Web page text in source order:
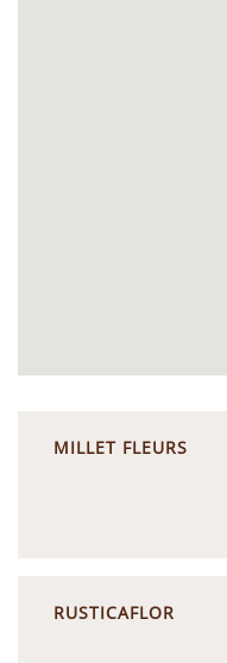
MILLET FLEURS
RUSTICAFLOR